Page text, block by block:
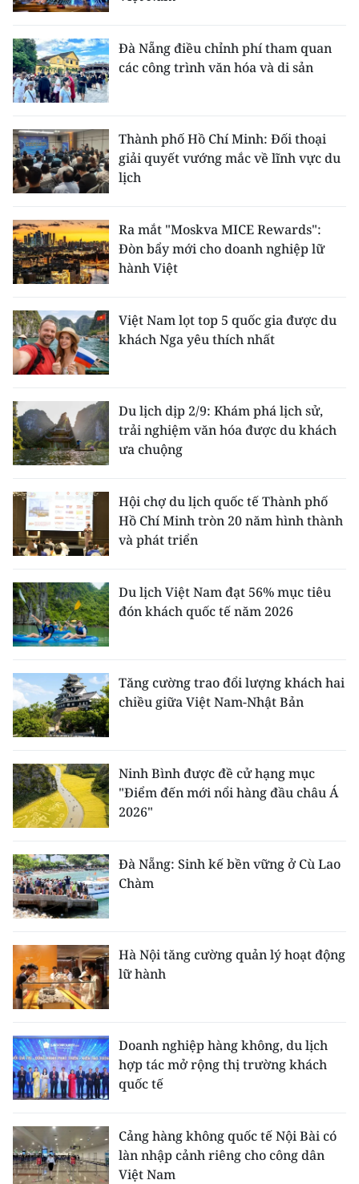
Đà Nẵng điều chỉnh phí tham quan
các công trình văn hóa và di sản
Thành phố Hồ Chí Minh: Đối thoại
giải quyết vướng mắc về lĩnh vực du
lịch
Ra mắt "Moskva MICE Rewards":
Đòn bẩy mới cho doanh nghiệp lữ
hành Việt
Việt Nam lọt top 5 quốc gia được du
khách Nga yêu thích nhất
Du lịch dịp 2/9: Khám phá lịch sử,
trải nghiệm văn hóa được du khách
ưa chuộng
Hội chợ du lịch quốc tế Thành phố
Hồ Chí Minh tròn 20 năm hình thành
và phát triển
Du lịch Việt Nam đạt 56% mục tiêu
đón khách quốc tế năm 2026
Tăng cường trao đổi lượng khách hai
chiều giữa Việt Nam-Nhật Bản
Ninh Bình được đề cử hạng mục
"Điểm đến mới nổi hàng đầu châu Á
2026"
Đà Nẵng: Sinh kế bền vững ở Cù Lao
Chàm
Hà Nội tăng cường quản lý hoạt động
lữ hành
Doanh nghiệp hàng không, du lịch
hợp tác mở rộng thị trường khách
quốc tế
Cảng hàng không quốc tế Nội Bài có
làn nhập cảnh riêng cho công dân
Việt Nam